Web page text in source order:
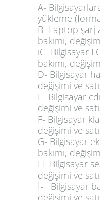
A-
yükleme
B- Laptop şarj
bakımı,
ıC- Bilgisayar
bakımı,
D- Bilgisayar
değişimi ve
E- Bilgisayar
değişimi ve
F- Bilgisayar
değişimi ve
G- Bilgisayar
bakımı,
H- Bilgisayar
değişimi ve
İ- Bilgisayar
değişimi ve